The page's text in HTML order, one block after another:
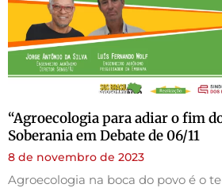
“Agroecologia para adiar o fim
Soberania em Debate de 06/11
8 de novembro de 2023
Agroecologia na boca do povo é o